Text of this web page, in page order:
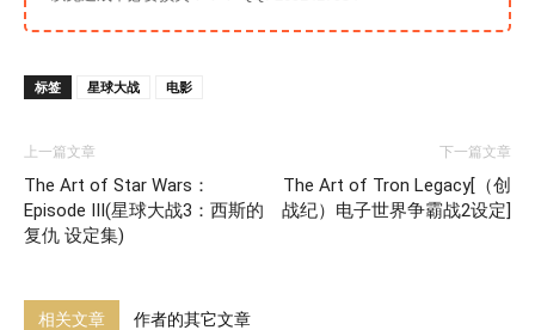
标签 星球大战 电影
上一篇文章
The Art of Star Wars：
Episode III(星球大战3：西斯的
复仇 设定集)
下一篇文章
The Art of Tron Legacy[（创
战纪）电子世界争霸战2设定]
相关文章 作者的其它文章